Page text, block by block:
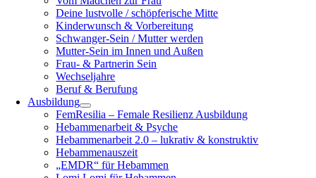
Deine lustvolle / schöpferische Mitte
Kinderwunsch & Vorbereitung
Schwanger-Sein / Mutter werden
Mutter-Sein im Innen und Außen
Frau- & Partnerin Sein
Wechseljahre
Beruf & Berufung
Ausbildung
FemResilia – Female Resilienz Ausbildung
Hebammenarbeit & Psyche
Hebammenarbeit 2.0 – lukrativ & konstruktiv
Hebammenauszeit
„EMDR“ für Hebammen